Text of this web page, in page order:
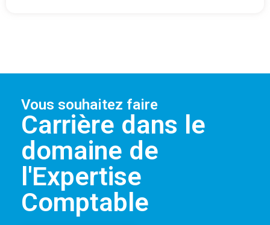
Vous souhaitez faire
Carrière dans le
domaine de
l'Expertise
Comptable